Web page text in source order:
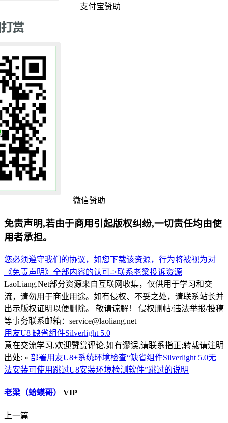
支付宝赞助
微信赞助
免责声明,若由于商用引起版权纠纷,一切责任均由使
用者承担。
您必须遵守我们的协议，如您下载该资源，行为将被视为对
《免责声明》全部内容的认可->联系老梁投诉资源
LaoLiang.Net部分资源来自互联网收集，仅供用于学习和交
流，请勿用于商业用途。如有侵权、不妥之处，请联系站长并
出示版权证明以便删除。 敬请谅解！ 侵权删帖/违法举报/投稿
等事务联系邮箱：service@laoliang.net
用友U8 缺省组件Silverlight 5.0
意在交流学习,欢迎赞赏评论,如有谬误,请联系指正;转载请注明
出处: » 部署用友U8+系统环境检查“缺省组件Silverlight 5.0无
法安装可使用跳过U8安装环境检测软件”跳过的说明
老梁（蛤蟆哥） VIP
上一篇